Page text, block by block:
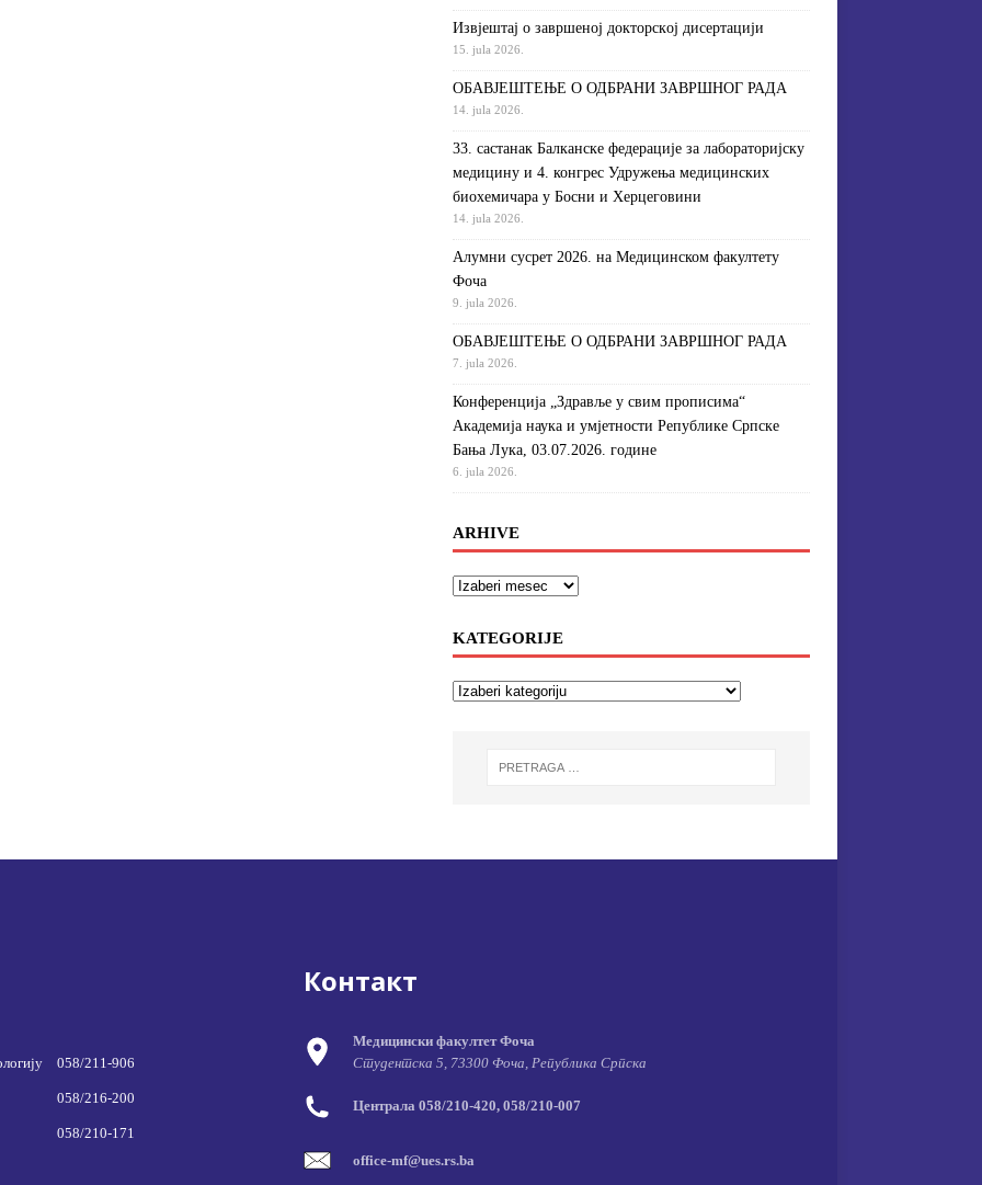
Извjeштaj o зaвршeнoj дoктoрскoj дисeртaциjи
15. jula 2026.
ОБАВЈЕШТЕЊЕ О ОДБРАНИ ЗАВРШНОГ РАДА
14. jula 2026.
33. састанак Балканске федерације за лабораторијску
медицину и 4. конгрес Удружења медицинских
биохемичара у Босни и Херцеговини
14. jula 2026.
Алумни сусрет 2026. на Медицинском факултету
Фоча
9. jula 2026.
ОБАВЈЕШТЕЊЕ О ОДБРАНИ ЗАВРШНОГ РАДА
7. jula 2026.
Конференција „Здравље у свим прописима“
Академија наука и умјетности Републике Српске
Бања Лука, 03.07.2026. године
6. jula 2026.
ARHIVE
KATEGORIJE
058/211-906
058/216-200
058/210-171
Контакт
Медицински факултет Фоча
Студентска 5, 73300 Фоча, Република Српска
Централа 058/210-420, 058/210-007
office-mf@ues.rs.ba